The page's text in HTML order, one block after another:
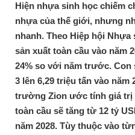
Hiện nhựa sinh học chiếm
nhựa của thế giới, nhưng
nhanh. Theo Hiệp hội
sản xuất toàn cầu vào năm
24% so với năm trước. Con
3 lên 6,29 triệu tấn vào năm
trường Zion ước tính giá
toàn cầu sẽ tăng từ 12 tỷ
năm 2028. Tùy thuộc vào